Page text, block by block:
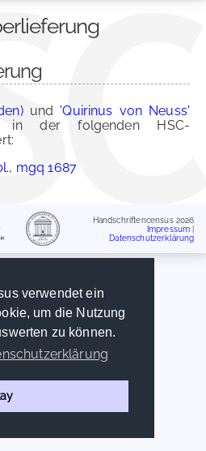
verwendet ein
um die Nutzung
zu können.
und 'Quirinus von Neuss'
in der folgenden HSC-
mgq 1687
Handschriftencensus 2026
Impressum
Datenschutzerklärung